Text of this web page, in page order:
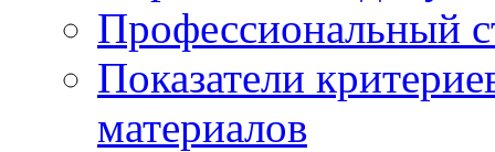
Профессиональный
Показатели
материалов